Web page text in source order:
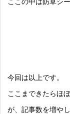
今回は以上です。
ここまできたらほ
が、記事数を増や